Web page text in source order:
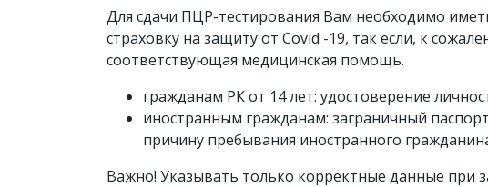
Для сдачи ПЦР-тестирования Вам необходимо
страховку на защиту от Covid -19, так если, к
соответствующая медицинская помощь.
гражданам РК от 14 лет: удостоверение
иностранным гражданам: заграничный
причину пребывания иностранного
Важно! Указывать только корректные данные при